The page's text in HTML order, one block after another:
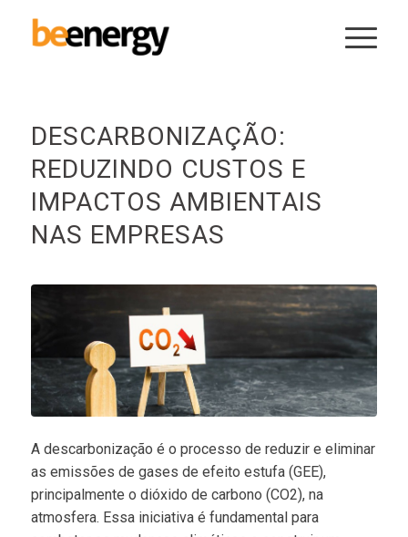
DESCARBONIZAÇÃO:
REDUZINDO CUSTOS E
IMPACTOS AMBIENTAIS
NAS EMPRESAS
A descarbonização é o processo de reduzir e eliminar
as emissões de gases de efeito estufa (GEE),
principalmente o dióxido de carbono (CO2), na
atmosfera. Essa iniciativa é fundamental para